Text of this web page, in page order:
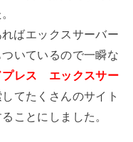
ばエックスサーバー
いているので一瞬な
プレス エックスサー
てたくさんのサイト
ことにしました。